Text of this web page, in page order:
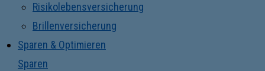
Risikolebensversicherung
Brillenversicherung
Sparen & Optimieren
Sparen